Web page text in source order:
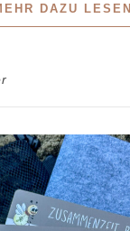
DAZU LESEN